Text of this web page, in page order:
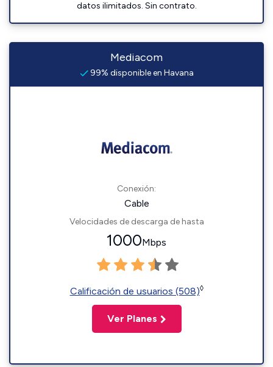
datos ilimitados. Sin contrato.
Mediacom
99% disponible en Havana
Conexión:
Cable
Velocidades de descarga de hasta
1000Mbps
Calificación de usuarios (508)◊
Ver Planes